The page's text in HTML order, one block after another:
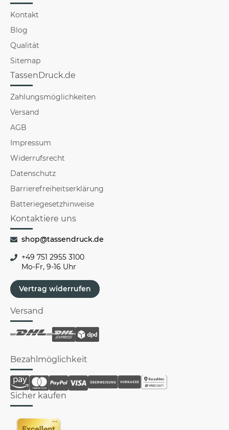
Kontakt
Blog
Qualität
Sitemap
TassenDruck.de
Zahlungsmöglichkeiten
Versand
AGB
Impressum
Widerrufsrecht
Datenschutz
Barrierefreiheitserklärung
Batteriegesetzhinweise
Kontaktiere uns
shop@tassendruck.de
+49 751 2955 3100
Mo-Fr, 9-16 Uhr
Vertrag widerrufen
Versand
Bezahlmöglichkeit
Sicher kaufen